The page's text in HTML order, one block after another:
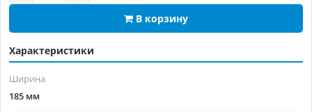
В корзину
Характеристики
Ширина
185 мм